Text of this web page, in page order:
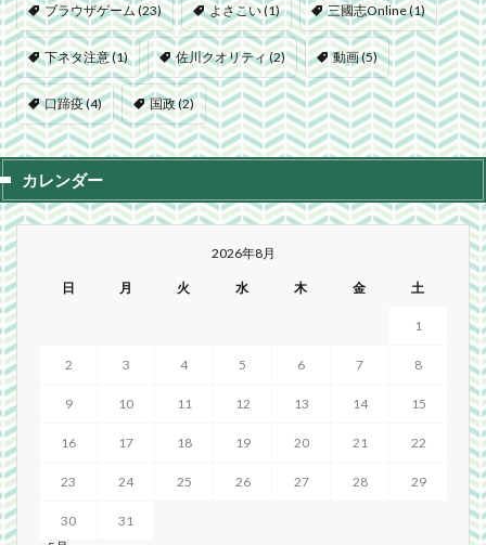
ブラウザゲーム(23) よさこい(1) 三國志Online(1)
下ネタ注意(1) 佐川クオリティ(2) 動画(5)
口蹄疫(4) 国政(2)
カレンダー
2026年8月
日 月 火 水 木 金 土
1
2 3 4 5 6 7 8
9 10 11 12 13 14 15
16 17 18 19 20 21 22
23 24 25 26 27 28 29
30
31